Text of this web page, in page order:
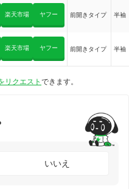
楽天市場 ヤフー 前開きタイプ 半袖
楽天市場 ヤフー 前開きタイプ 半袖
リクエストできます。
いいえ